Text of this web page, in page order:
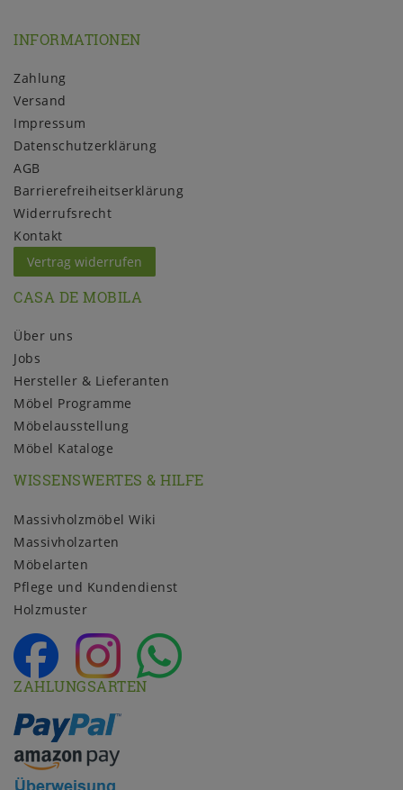
INFORMATIONEN
Zahlung
Versand
Impressum
Daten­schutz­erklärung
AGB
Barrierefreiheitserklärung
Widerrufs­recht
Kontakt
Vertrag widerrufen
CASA DE MOBILA
Über uns
Jobs
Hersteller & Lieferanten
Möbel Programme
Möbelausstellung
Möbel Kataloge
WISSENSWERTES & HILFE
Massivholzmöbel Wiki
Massivholzarten
Möbelarten
Pflege und Kundendienst
Holzmuster
ZAHLUNGSARTEN